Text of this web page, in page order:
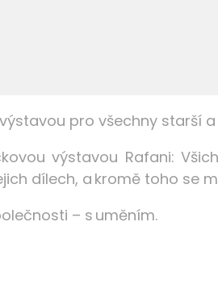
pro všechny starší
výstavou Rafani:
dílech, a kromě toho se
– s uměním.